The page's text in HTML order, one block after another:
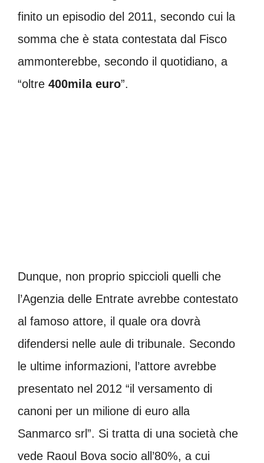
finito un episodio del 2011, secondo cui la
somma che è stata contestata dal Fisco
ammonterebbe, secondo il quotidiano, a
“oltre 400mila euro”.
Dunque, non proprio spiccioli quelli che
l’Agenzia delle Entrate avrebbe contestato
al famoso attore, il quale ora dovrà
difendersi nelle aule di tribunale. Secondo
le ultime informazioni, l’attore avrebbe
presentato nel 2012 “il versamento di
canoni per un milione di euro alla
Sanmarco srl”. Si tratta di una società che
vede Raoul Bova socio all’80%, a cui